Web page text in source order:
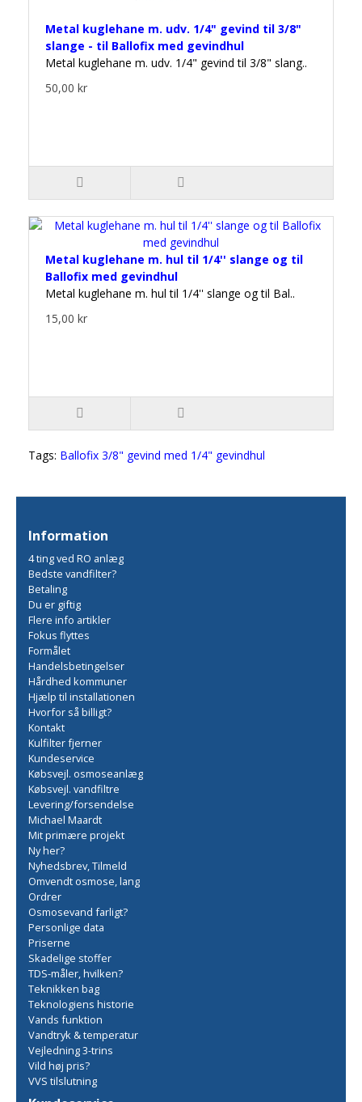
Metal kuglehane m. udv. 1/4" gevind til 3/8"
slange - til Ballofix med gevindhul
Metal kuglehane m. udv. 1/4" gevind til 3/8" slang..
50,00 kr
Metal kuglehane m. hul til 1/4'' slange og til
Ballofix med gevindhul
Metal kuglehane m. hul til 1/4'' slange og til Bal..
15,00 kr
Tags: Ballofix 3/8" gevind med 1/4" gevindhul
Information
4 ting ved RO anlæg
Bedste vandfilter?
Betaling
Du er giftig
Flere info artikler
Fokus flyttes
Formålet
Handelsbetingelser
Hårdhed kommuner
Hjælp til installationen
Hvorfor så billigt?
Kontakt
Kulfilter fjerner
Kundeservice
Købsvejl. osmoseanlæg
Købsvejl. vandfiltre
Levering/forsendelse
Michael Maardt
Mit primære projekt
Ny her?
Nyhedsbrev, Tilmeld
Omvendt osmose, lang
Ordrer
Osmosevand farligt?
Personlige data
Priserne
Skadelige stoffer
TDS-måler, hvilken?
Teknikken bag
Teknologiens historie
Vands funktion
Vandtryk & temperatur
Vejledning 3-trins
Vild høj pris?
VVS tilslutning